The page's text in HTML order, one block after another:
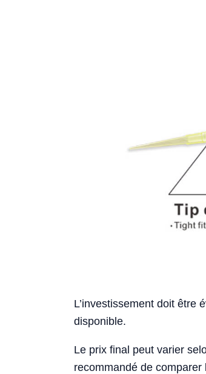
L’investissement doit être
disponible.
Le prix final peut varier
recommandé de